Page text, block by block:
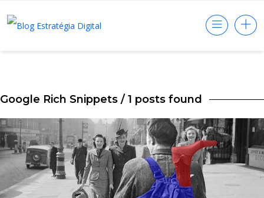
Google Rich Snippets / 1 posts found